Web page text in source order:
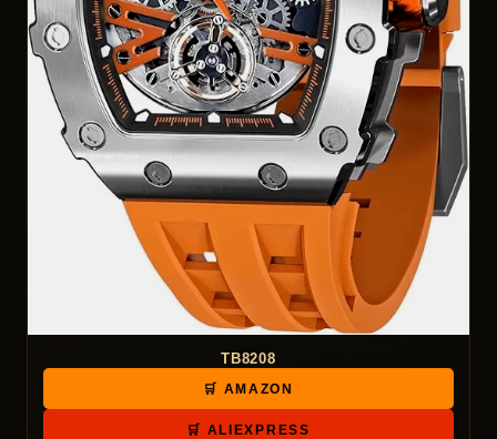
TB8208
🛒 AMAZON
🛒 ALIEXPRESS